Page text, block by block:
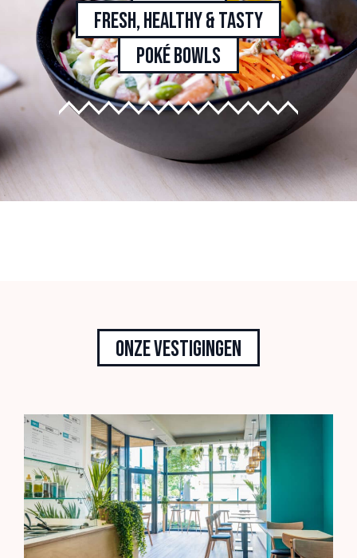
Fresh, healthy & tasty
poké bowls
Onze vestigingen